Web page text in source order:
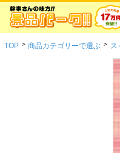
TOP > 商品カテゴリーで選ぶ > ス